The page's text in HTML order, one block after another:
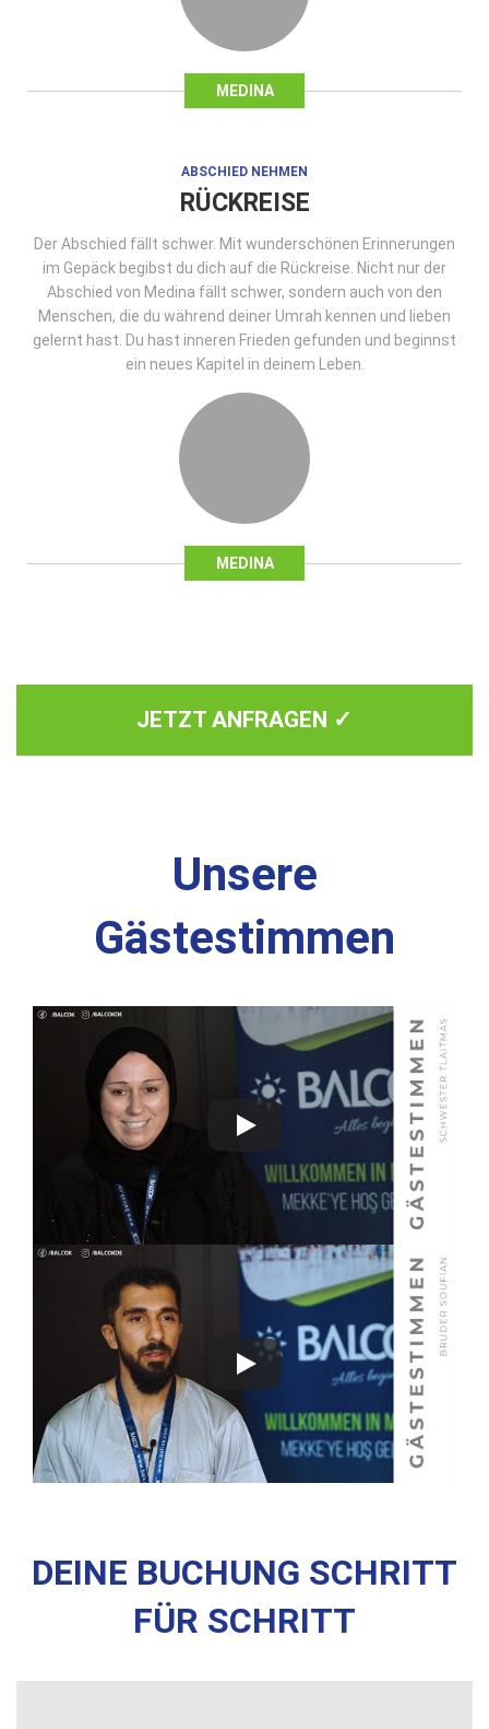
MEDINA
MEDINA
ABSCHIED NEHMEN
RÜCKREISE
Der Abschied fällt schwer. Mit wunderschönen Erinnerungen
im Gepäck begibst du dich auf die Rückreise. Nicht nur der
Abschied von Medina fällt schwer, sondern auch von den
Menschen, die du während deiner Umrah kennen und lieben
gelernt hast. Du hast inneren Frieden gefunden und beginnst
ein neues Kapitel in deinem Leben.
JETZT ANFRAGEN ✓
Unsere
Gästestimmen
DEINE BUCHUNG SCHRITT
FÜR SCHRITT